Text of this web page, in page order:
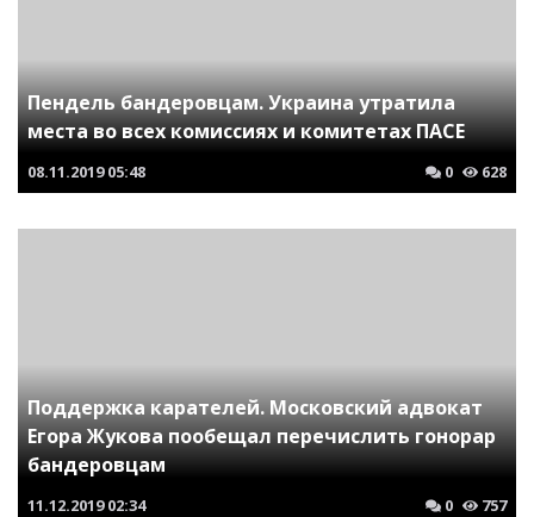
Пендель бандеровцам. Украина утратила
места во всех комиссиях и комитетах ПАСЕ
08.11.2019 05:48 0 628
Поддержка карателей. Московский адвокат
Егора Жукова пообещал перечислить гонорар
бандеровцам
11.12.2019 02:34 0 757